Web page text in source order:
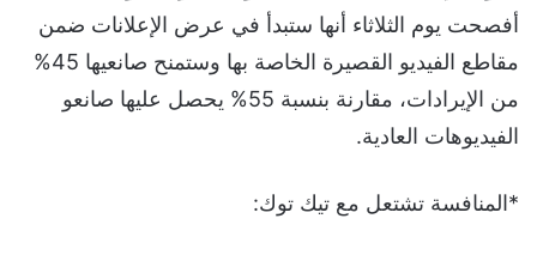
أفصحت يوم الثلاثاء أنها ستبدأ في عرض الإعلانات ضمن
مقاطع الفيديو القصيرة الخاصة بها وستمنح صانعيها 45%
من الإيرادات، مقارنة بنسبة 55% يحصل عليها صانعو
الفيديوهات العادية.
*المنافسة تشتعل مع تيك توك: